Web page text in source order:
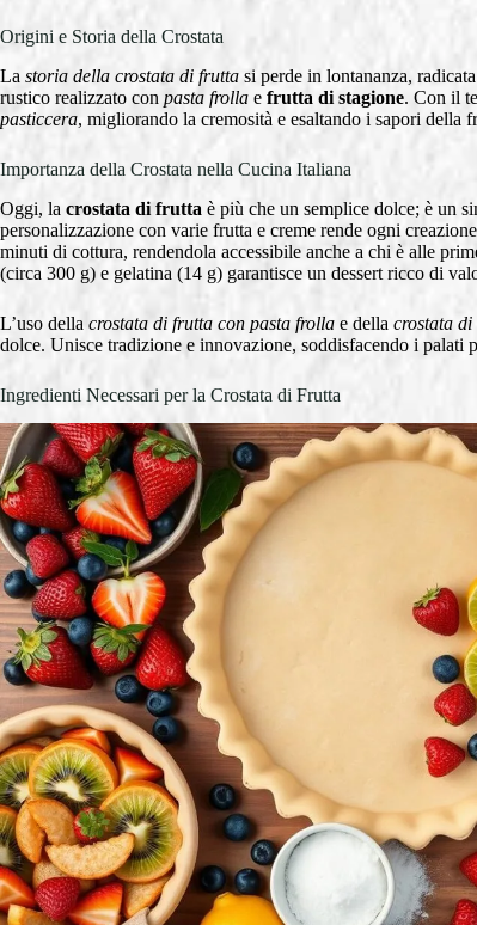
Origini e Storia della Crostata
La storia della crostata di frutta si perde in lontananza,
rustico realizzato con pasta frolla e frutta di stagione. Con il
pasticcera, migliorando la cremosità e esaltando i sapori della
Importanza della Crostata nella Cucina Italiana
Oggi, la crostata di frutta è più che un semplice dolce; è un
personalizzazione con varie frutta e creme rende ogni
minuti di cottura, rendendola accessibile anche a chi è alle
(circa 300 g) e gelatina (14 g) garantisce un dessert ricco di
L’uso della crostata di frutta con pasta frolla e della crostata
dolce. Unisce tradizione e innovazione, soddisfacendo i palati
Ingredienti Necessari per la Crostata di Frutta